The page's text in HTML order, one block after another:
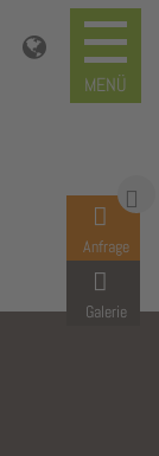
Anfrage
Galerie